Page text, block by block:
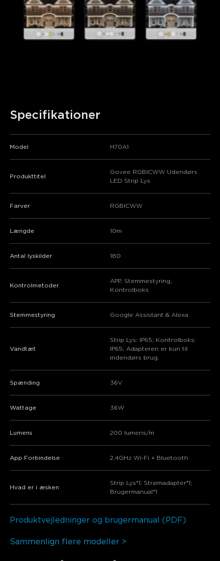
Specifikationer
Model H70A1
Produkttitel
Govee RGBICWW Udendørs
LED Strip Lys
Farver RGBICWW
Længde 10m
Antal lyskilder 180
Kontrolmetoder
APP, Stemmestyring,
Kontrolboks
Stemmestyring Google Assistant & Alexa
Vandtæt
Strip Lys: IP65; Kontrolboks:
IP65; Adapteren er kun til
indendørs brug.
Spænding 36V
Wattage 36W
Lumens 200 lumens/m
App Forbindelse 2.4GHz Wi-Fi + Bluetooth
Hvad er i æsken
Strip Lys*1; Strømadapter*1;
Brugermanual*1
Produktvejledninger og brugermanual (PDF)
Sammenlign flere modeller >